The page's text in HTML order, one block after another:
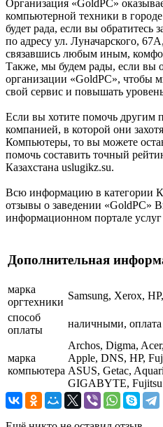
Организация «GoldPC»
компьютерной техники в
будет рада, если вы
по адресу ул. Луначарского,
связавшись любым иным,
Также, мы будем рады, если вы
организации «GoldPC», чтобы
свой сервис и повышать
Если вы хотите помочь другим
компанией, в которой они
Компьютеры, то вы можете
помочь составить точный
Казахстана uslugikz.su.
Всю информацию в категории
отзывы о заведении «GoldPC»
информационном портале услуг
Дополнительная
марка
оргтехники
Samsung, Xerox,
способ
оплаты
наличными, оплата
марка
компьютера
Archos, Digma,
Apple, DNS, HP,
ASUS, Getac,
GIGABYTE, Fujitsu